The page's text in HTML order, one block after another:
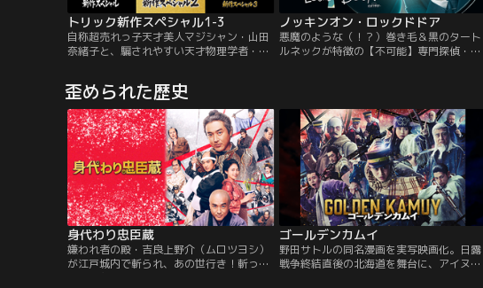
トリック新作スペシャル1-3
自称超売れっ子天才美人マジシャン・山田
奈緒子と、騙されやすい天才物理学者・上
ノッキンオン・ロックドドア
悪魔のような（！？）巻き毛＆黒のタート
ルネックが特徴の【不可能】専門探偵・御
の気持ちが理解できず、傍若無人な言動を
繰り出す≪変人≫です。一方、スーツ姿の
「地味眼鏡」こと、【不可解】専門探偵・
片無氷雨（かたなし・ひさめ）。
歪められた歴史
身代わり忠臣蔵
嫌われ者の殿・吉良上野介（ムロツヨシ）
が江戸城内で斬られ、あの世行き！斬った
ゴールデンカムイ
野田サトルの同名漫画を実写映画化。日露
戦争終結直後の北海道を舞台に、アイヌ民